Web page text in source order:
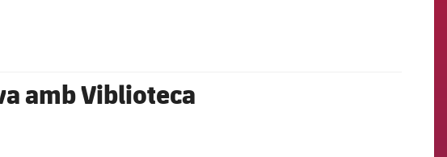
amb Viblioteca